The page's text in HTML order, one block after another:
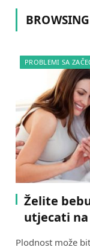
PROBLEMI SA
Želite
utjecati
Plodnost može